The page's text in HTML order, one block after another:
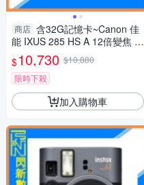
商店 含32G記憶卡~Canon 佳
能 IXUS 285 HS A 12倍變焦 數
位相機(285HS,公司貨)
$10,730 $10,880
限時下殺
加入購物車